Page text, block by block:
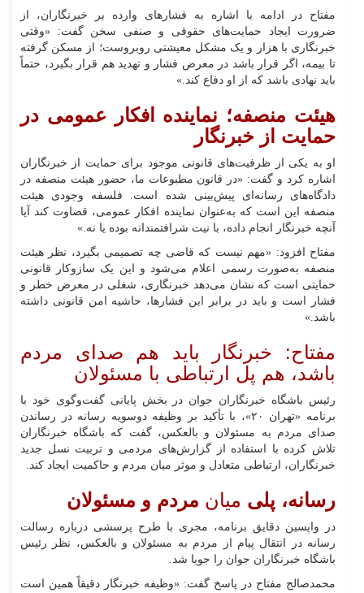
مفتاح در ادامه با اشاره به فشارهای وارده بر خبرنگاران، از
ضرورت ایجاد حمایت‌های حقوقی و صنفی سخن گفت: «وقتی
خبرنگاری با هزار و یک مشکل معیشتی روبروست؛ از مسکن گرفته
تا بیمه، اگر قرار باشد در معرض فشار و تهدید هم قرار بگیرد، حتماً
باید نهادی باشد که از او دفاع کند.»
هیئت منصفه؛ نماینده افکار عمومی در
حمایت از خبرنگار
او به یکی از ظرفیت‌های قانونی موجود برای حمایت از خبرنگاران
اشاره کرد و گفت: «در قانون مطبوعات ما، حضور هیئت منصفه در
دادگاه‌های رسانه‌ای پیش‌بینی شده است. فلسفه وجودی هیئت
منصفه این است که به‌عنوان نماینده افکار عمومی، قضاوت کند آیا
آنچه خبرنگار انجام داده، با نیت شرافتمندانه بوده یا نه.»
مفتاح افزود: «مهم نیست که قاضی چه تصمیمی بگیرد، نظر هیئت
منصفه به‌صورت رسمی اعلام می‌شود و این یک سازوکار قانونی
حمایتی است که نشان می‌دهد خبرنگاری، شغلی در معرض خطر و
فشار است و باید در برابر این فشارها، حاشیه امن قانونی داشته
باشد.»
مفتاح: خبرنگار باید هم صدای مردم
باشد، هم پل ارتباطی با مسئولان
رئیس باشگاه خبرنگاران جوان در بخش پایانی گفت‌وگوی خود با
برنامه «تهران ۲۰»، با تأکید بر وظیفه دو‌سویه رسانه در رساندن
صدای مردم به مسئولان و بالعکس، گفت که باشگاه خبرنگاران
تلاش کرده با استفاده از گزارش‌های مردمی و تربیت نسل جدید
خبرنگاران، ارتباطی متعادل و موثر میان مردم و حاکمیت ایجاد کند.
رسانه، پلی میان مردم و مسئولان
در واپسین دقایق برنامه، مجری با طرح پرسشی درباره رسالت
رسانه در انتقال پیام از مردم به مسئولان و بالعکس، نظر رئیس
باشگاه خبرنگاران جوان را جویا شد.
محمدصالح مفتاح در پاسخ گفت: «وظیفه خبرنگار دقیقاً همین است